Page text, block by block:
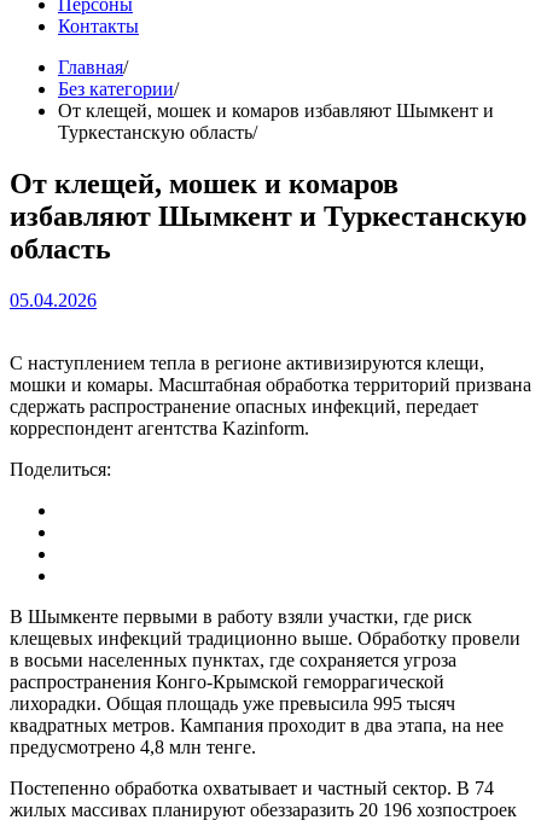
Персоны
Контакты
Главная
Без категории
От клещей, мошек и комаров избавляют Шымкент и
Туркестанскую область
От клещей, мошек и комаров
избавляют Шымкент и Туркестанскую
область
05.04.2026
С наступлением тепла в регионе активизируются клещи,
мошки и комары. Масштабная обработка территорий призвана
сдержать распространение опасных инфекций, передает
корреспондент агентства Kazinform.
Поделиться:
В Шымкенте первыми в работу взяли участки, где риск
клещевых инфекций традиционно выше. Обработку провели
в восьми населенных пунктах, где сохраняется угроза
распространения Конго-Крымской геморрагической
лихорадки. Общая площадь уже превысила 995 тысяч
квадратных метров. Кампания проходит в два этапа, на нее
предусмотрено 4,8 млн тенге.
Постепенно обработка охватывает и частный сектор. В 74
жилых массивах планируют обеззаразить 20 196 хозпостроек